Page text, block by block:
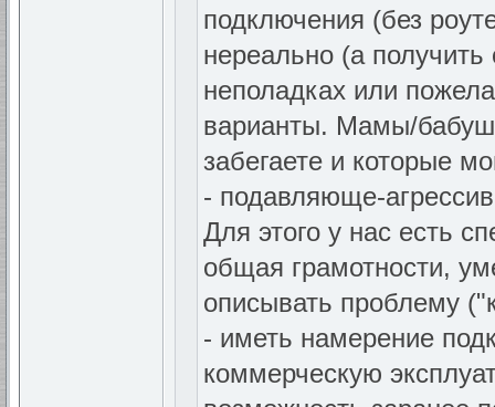
подключения (без
нереально (а получить
неполадках или
варианты. Мамы/
забегаете и которые
- подавляюще-
Для этого у нас есть
общая грамотности,
описывать проблему
- иметь намерение
коммерческую